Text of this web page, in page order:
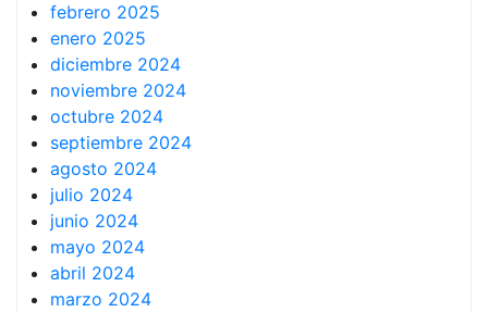
febrero 2025
enero 2025
diciembre 2024
noviembre 2024
octubre 2024
septiembre 2024
agosto 2024
julio 2024
junio 2024
mayo 2024
abril 2024
marzo 2024